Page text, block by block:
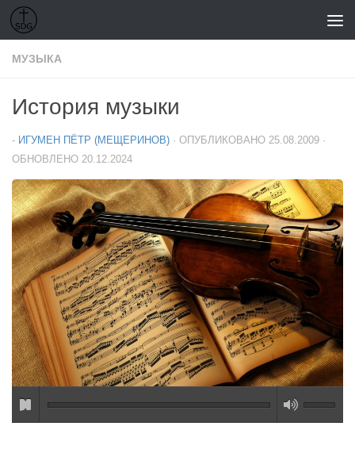
Перейти к содержимому
МУЗЫКА
История музыки
- ИГУМЕН ПЁТР (МЕЩЕРИНОВ) · ОПУБЛИКОВАНО 25.08.2009 ·
ОБНОВЛЕНО 20.12.2024